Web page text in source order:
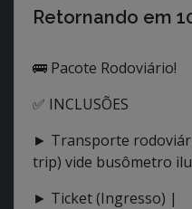
Retornando em
🚌 Pacote Rodoviário!
✅ INCLUSÕES
► Transporte
trip) vide busômetro
► Ticket (Ingresso) |